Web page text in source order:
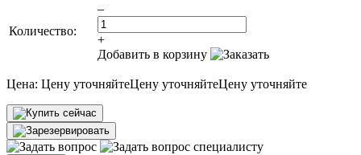
Количество:
–
+
Добавить в корзину
Цена: Цену уточняйтеЦену уточняйтеЦену уточняйте